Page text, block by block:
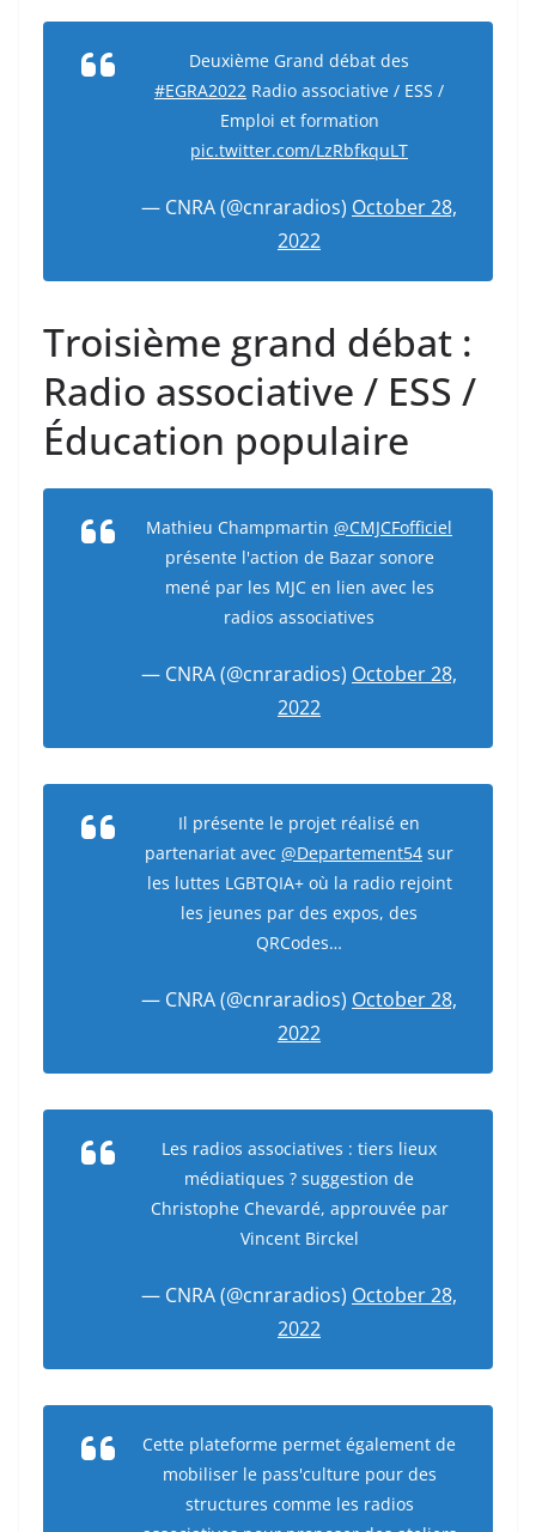
Deuxième Grand débat des
#EGRA2022 Radio associative / ESS /
Emploi et formation
pic.twitter.com/LzRbfkquLT
— CNRA (@cnraradios) October 28,
2022
Troisième grand débat :
Radio associative / ESS /
Éducation populaire
Mathieu Champmartin @CMJCFofficiel
présente l'action de Bazar sonore
mené par les MJC en lien avec les
radios associatives
— CNRA (@cnraradios) October 28,
2022
Il présente le projet réalisé en
partenariat avec @Departement54 sur
les luttes LGBTQIA+ où la radio rejoint
les jeunes par des expos, des
QRCodes…
— CNRA (@cnraradios) October 28,
2022
Les radios associatives : tiers lieux
médiatiques ? suggestion de
Christophe Chevardé, approuvée par
Vincent Birckel
— CNRA (@cnraradios) October 28,
2022
Cette plateforme permet également de
mobiliser le pass'culture pour des
structures comme les radios